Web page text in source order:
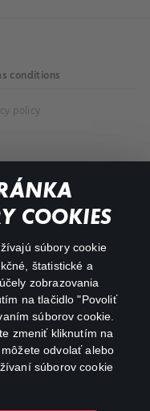
COOKIES
súbory cookie
štatistické a
zobrazovania
na tlačidlo "Povoliť
súborov cookie.
zmeniť kliknutím na
odvolať alebo
súborov cookie
conditions
policy